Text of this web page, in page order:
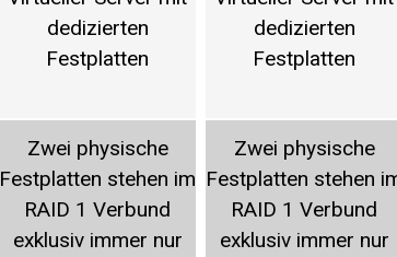
dedizierten
Festplatten
Zwei physische
Festplatten stehen im
RAID 1 Verbund
exklusiv immer nur
dedizierten
Festplatten
Zwei physische
Festplatten stehen
RAID 1 Verbund
exklusiv immer nur